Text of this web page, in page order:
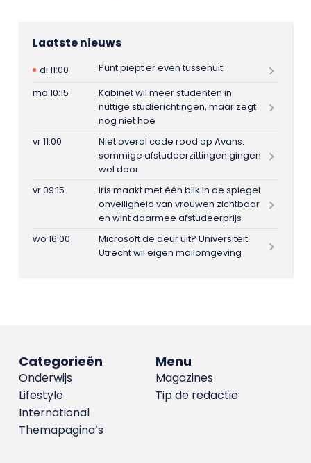
Laatste nieuws
di 11:00
Punt piept er even tussenuit
ma 10:15
Kabinet wil meer studenten in
nuttige studierichtingen, maar zegt
nog niet hoe
vr 11:00
Niet overal code rood op Avans:
sommige afstudeerzittingen gingen
wel door
vr 09:15
Iris maakt met één blik in de spiegel
onveiligheid van vrouwen zichtbaar
en wint daarmee afstudeerprijs
wo 16:00
Microsoft de deur uit? Universiteit
Utrecht wil eigen mailomgeving
Menu
Magazines
Tip de redactie
Categorieën
Onderwijs
Lifestyle
International
Themapagina’s